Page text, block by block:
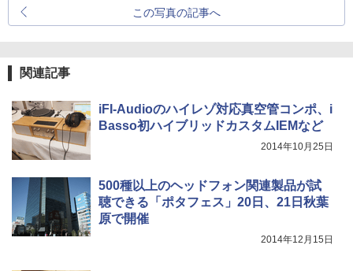
この写真の記事へ
関連記事
iFI-Audioのハイレゾ対応真空管コンポ、i
Basso初ハイブリッドカスタムIEMなど
2014年10月25日
500種以上のヘッドフォン関連製品が試
聴できる「ポタフェス」20日、21日秋葉
原で開催
2014年12月15日